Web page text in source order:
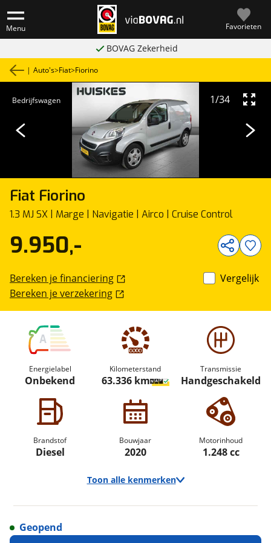
Menu Favorieten
BOVAG Zekerheid
| Auto's>Fiat>Fiorino
Fiat Fiorino
1.3 MJ SX | Marge | Navigatie | Airco | Cruise Control
Bedrijfswagen 1/34
A
Energielabel
Onbekend
Kilometerstand
63.336 km
Transmissie
Handgeschakeld
Brandstof
Diesel
Bouwjaar
2020
Motorinhoud
1.248 cc
Toon alle kenmerken
9.950,-
Bereken je financiering
Bereken je verzekering
Vergelijk
Geopend